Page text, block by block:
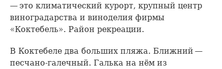
— это климатический курорт, крупный центр
виноградарства и виноделия фирмы
«Коктебель». Район рекреации.
В Коктебеле два больших пляжа. Ближний —
песчано-галечный. Галька на нём из